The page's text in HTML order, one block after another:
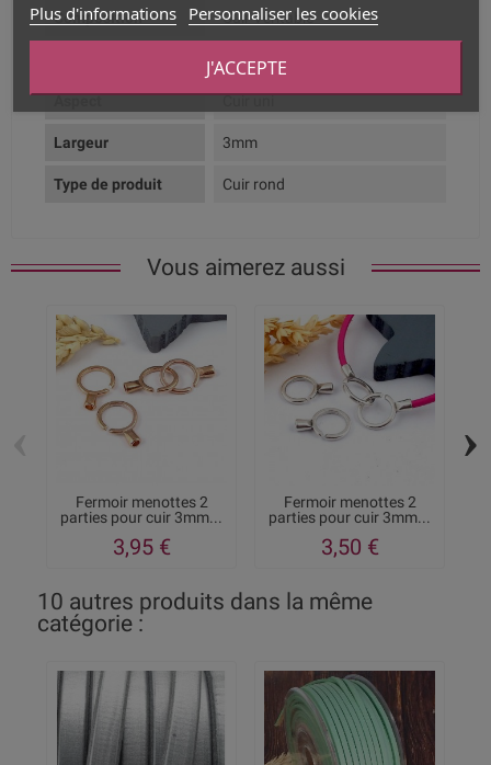
Composition Cuir Véritable
Bleu marine
Aspect Cuir uni
Largeur 3mm
Type de produit Cuir rond
Vous aimerez aussi
Fermoir menottes 2
parties pour cuir 3mm...
3,95 €
Fermoir menottes 2
parties pour cuir 3mm...
3,50 €
›
10 autres produits dans la même
catégorie :
Plus d'informations Personnaliser les cookies
J'ACCEPTE